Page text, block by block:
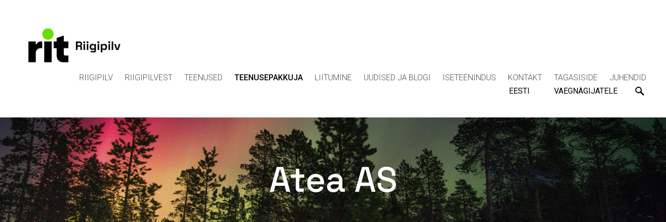
RIIGIPILV RIIGIPILVEST TEENUSED TEENUSEPAKKUJA LIITUMINE UUDISED JA BLOGI ISETEENINDUS KONTAKT TAGASISIDE
JUHENDID
EESTI
VAEGNÄGIJATELE
Atea AS